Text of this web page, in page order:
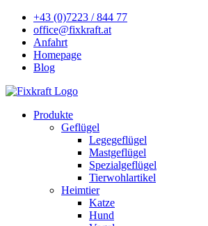
+43 (0)7223 / 844 77
office@fixkraft.at
Anfahrt
Homepage
Blog
Produkte
Geflügel
Legegeflügel
Mastgeflügel
Spezialgeflügel
Tierwohlartikel
Heimtier
Katze
Hund